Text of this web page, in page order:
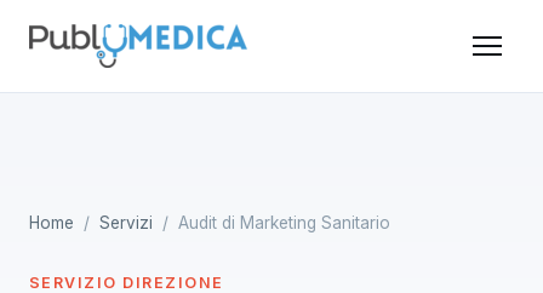
Home / Servizi / Audit di Marketing Sanitario
SERVIZIO DIREZIONE